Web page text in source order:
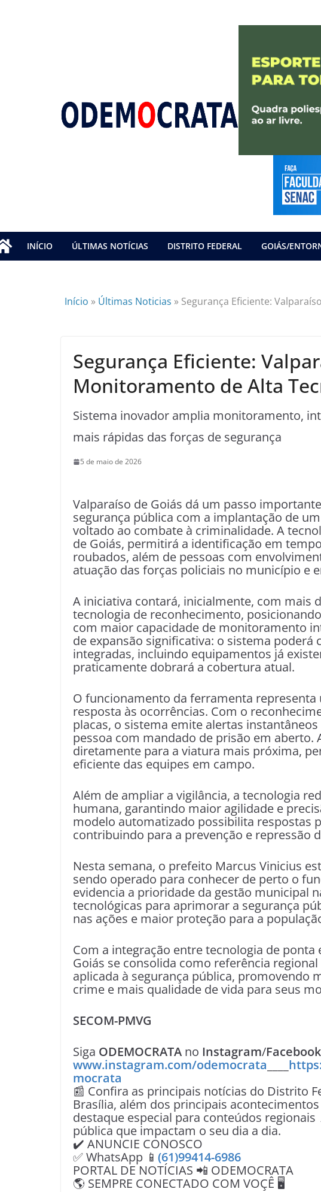
INÍCIO ÚLTIMAS NOTÍCIAS DISTRITO FEDERAL GOIÁS/
Início » Últimas Noticias » Segurança Eficiente:
Segurança Eficiente:
Monitoramento de Alta
Sistema inovador amplia monitoramento,
mais rápidas das forças de segurança
5 de maio de 2026
Valparaíso de Goiás dá um passo
segurança pública com a implantação de
voltado ao combate à criminalidade. A
de Goiás, permitirá a identificação em
roubados, além de pessoas com
atuação das forças policiais no município e
A iniciativa contará, inicialmente, com mais
tecnologia de reconhecimento,
com maior capacidade de monitoramento
de expansão significativa: o sistema poderá
integradas, incluindo equipamentos já
praticamente dobrará a cobertura atual.
O funcionamento da ferramenta representa
resposta às ocorrências. Com o
placas, o sistema emite alertas
pessoa com mandado de prisão em aberto.
diretamente para a viatura mais próxima,
eficiente das equipes em campo.
Além de ampliar a vigilância, a tecnologia
humana, garantindo maior agilidade e
modelo automatizado possibilita respostas
contribuindo para a prevenção e repressão
Nesta semana, o prefeito Marcus Vinicius
sendo operado para conhecer de perto o
evidencia a prioridade da gestão municipal
tecnológicas para aprimorar a segurança
nas ações e maior proteção para a
Com a integração entre tecnologia de ponta
Goiás se consolida como referência
aplicada à segurança pública, promovendo
crime e mais qualidade de vida para seus
SECOM-PMVG
Siga ODEMOCRATA no Instagram/Facebook
www.instagram.com/odemocrata
mocrata
📰 Confira as principais notícias do Distrito
Brasília, além dos principais
destaque especial para conteúdos
pública que impactam o seu dia a dia.
✔️ ANUNCIE CONOSCO
✅ WhatsApp 📱 (61)99414-6986
PORTAL DE NOTÍCIAS 📲 ODEMOCRATA
🌎 SEMPRE CONECTADO COM VOÇÊ 🖥️